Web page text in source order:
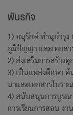
พันธกิจ
1) อนุรักษ์ ทำนุบำรุง
ภูมิปัญญา และเอกสา
2) ส่งเสริมการสร้า
3) เป็นแหล่งศึกษา
นาและเอกสารโบราณ
4) สนับสนุนการบูรณ
การเรียนการสอน ง